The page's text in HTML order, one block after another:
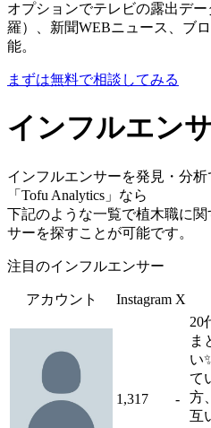
オプションでテレビの露出デ
羅）、新聞WEBニュース、ブ
能。
まずは無料で相談してみる
インフルエン
インフルエンサーを発見・分
「Tofu Analytics」なら
下記のような一覧で植木職に関
サーを探すことが可能です。
注目のインフルエンサー
アカウント Instagram X
1,317 -
20
ま
い
て
方
互